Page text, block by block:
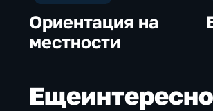
Ориентация на
местности
Еще